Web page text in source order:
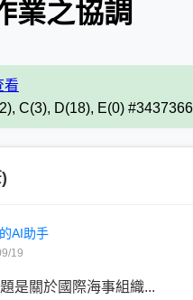
業之協調
看
C(3), D(18), E(0) #3437366
AI助手
19
是關於國際海事組織...